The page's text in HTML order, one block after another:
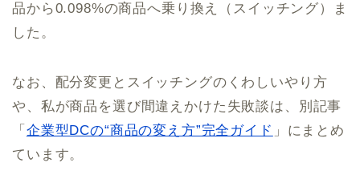
品から0.098%の商品へ乗り換え（スイッチング）ま
した。
なお、配分変更とスイッチングのくわしいやり方
や、私が商品を選び間違えかけた失敗談は、別記事
「 企業型DCの“商品の変え方”完全ガイド 」にまとめ
ています。